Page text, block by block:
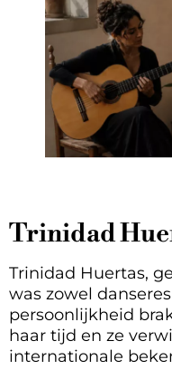
Trinidad
Trinidad Huertas,
was zowel
persoonlijkheid
haar tijd en ze
internationale